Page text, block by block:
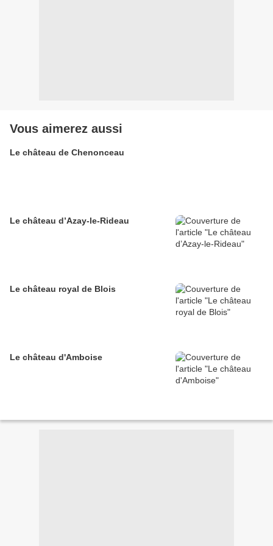
Vous aimerez aussi
Le château de Chenonceau
Le château d’Azay-le-Rideau
Le château royal de Blois
Le château d'Amboise